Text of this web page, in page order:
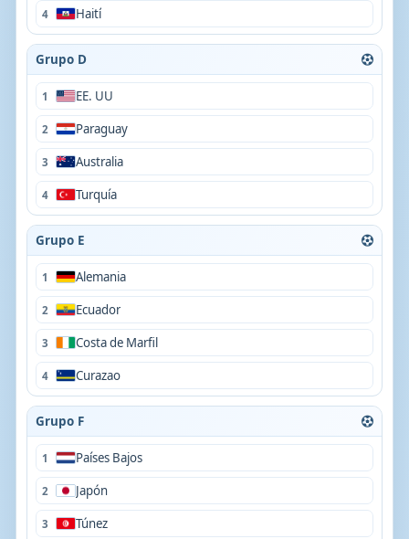
4 Haití
Grupo D
1 EE. UU
2 Paraguay
3 Australia
4 Turquía
Grupo E
1 Alemania
2 Ecuador
3 Costa de Marfil
4 Curazao
Grupo F
1 Países Bajos
2 Japón
3 Túnez